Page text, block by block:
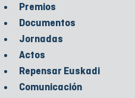
Premios
Documentos
Jornadas
Actos
Repensar Euskadi
Comunicación